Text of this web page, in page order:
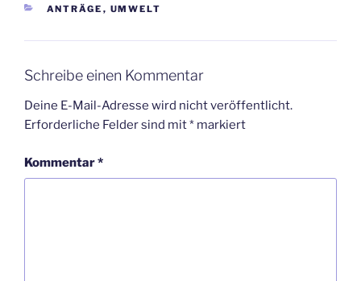
KATEGORIEN
ANTRÄGE , UMWELT
Schreibe einen Kommentar
Deine E-Mail-Adresse wird nicht veröffentlicht.
Erforderliche Felder sind mit* markiert
Kommentar*